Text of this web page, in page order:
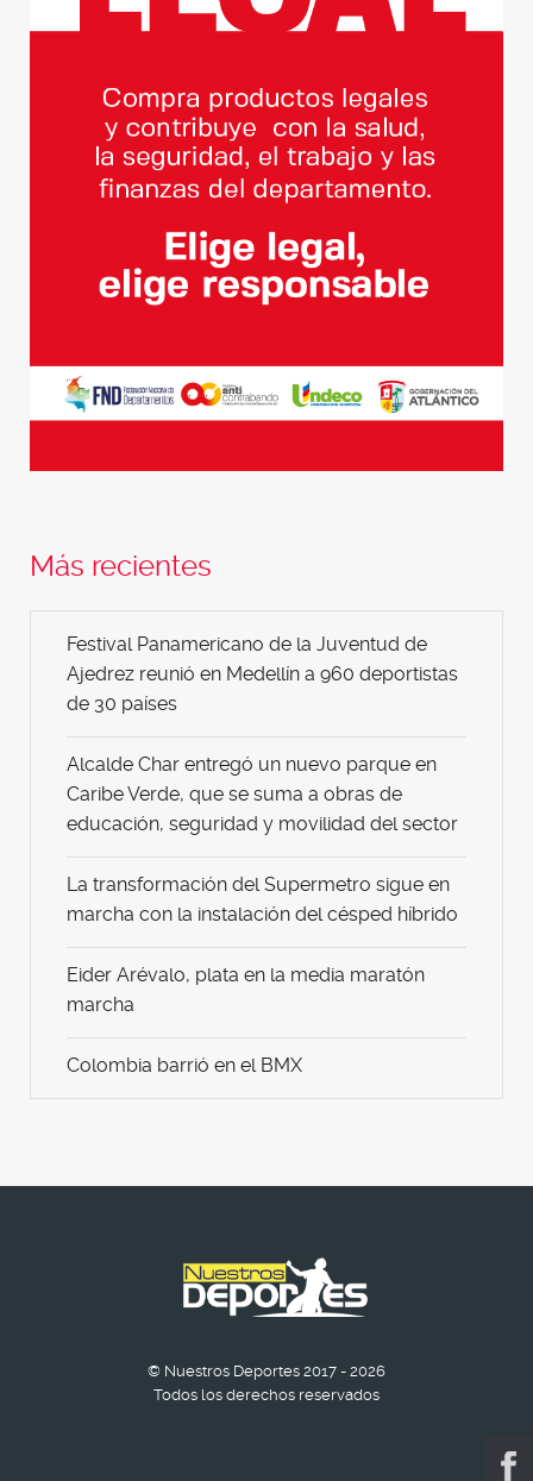
Más recientes
Festival Panamericano de la Juventud de
Ajedrez reunió en Medellín a 960 deportistas
de 30 países
Alcalde Char entregó un nuevo parque en
Caribe Verde, que se suma a obras de
educación, seguridad y movilidad del sector
La transformación del Supermetro sigue en
marcha con la instalación del césped híbrido
Eider Arévalo, plata en la media maratón
marcha
Colombia barrió en el BMX
© Nuestros Deportes 2017 - 2026
Todos los derechos reservados